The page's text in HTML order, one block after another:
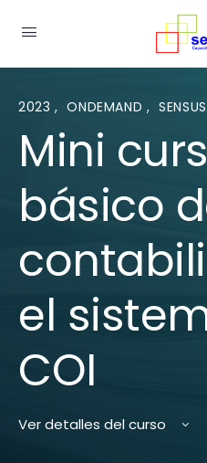
2023, ONDEMAND ,
Mini
básico
el
COI
Ver detalles del curso